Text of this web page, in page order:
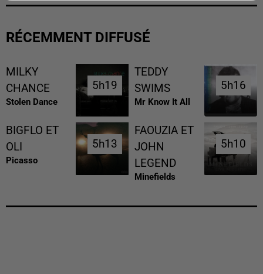
RÉCEMMENT DIFFUSÉ
MILKY
CHANCE
Stolen Dance
5h19
5h19
TEDDY
SWIMS
Mr Know It All
5h16
5h16
BIGFLO ET
OLI
Picasso
5h13
5h13
FAOUZIA ET
JOHN
LEGEND
Minefields
5h10
5h10